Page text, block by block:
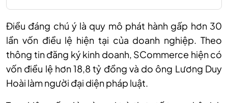
Điều đáng chú ý là quy mô phát hành gấp hơn 30
lần vốn điều lệ hiện tại của doanh nghiệp. Theo
thông tin đăng ký kinh doanh, SCommerce hiện có
vốn điều lệ hơn 18,8 tỷ đồng và do ông Lương Duy
Hoài làm người đại diện pháp luật.